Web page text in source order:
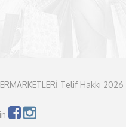
Telif Hakkı 2026